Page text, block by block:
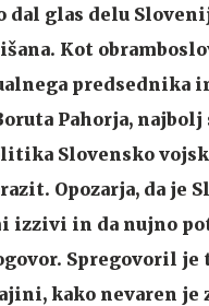
dal glas delu
Kot
predsednika
Pahorja, najbolj
Slovensko
Opozarja, da je
izzivi in da nujno
Spregovoril je
kako nevaren je